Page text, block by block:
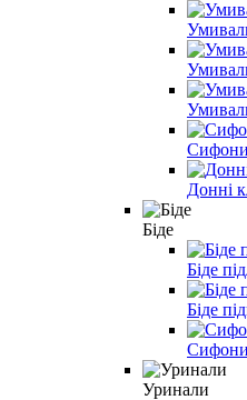
Сифони
Донні
Біде
Біде
Біде
Сифони
Уринали